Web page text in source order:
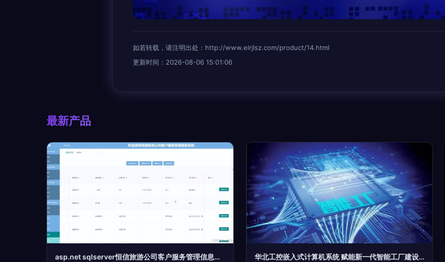
如若转载，请注明出处：http://www.elrjlsz.com/product/14.html
更新时间：2026-08-06 15:01:06
最新产品
asp.net sqlserver恒信旅游公司客户服务管理信息系统 计算机毕业设计源码13912 华北工控嵌入式计算机系统 赋能新一代智能工厂建设快速发展